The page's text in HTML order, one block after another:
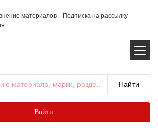
материалов
Подписка на рассылку
материала, марки, раздела...
Войти